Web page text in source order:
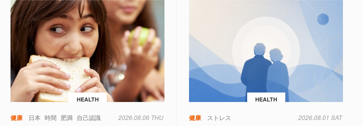
HEALTH
健康 日本 時間 肥満 自己認識 2026.08.06 THU
HEALTH
健康 ストレス 2026.08.01 SAT